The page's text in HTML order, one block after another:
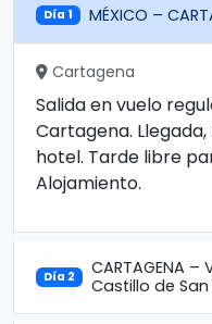
Día 1 MÉXICO –
Cartagena
Salida en vuelo
Cartagena.
hotel. Tarde libre
Alojamiento.
Día 2
CARTAGENA
Castillo de San